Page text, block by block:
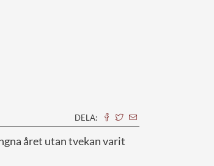
DELA:
året utan tvekan varit